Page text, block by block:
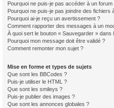
Pourquoi ne puis-je pas accéder à un forum
Pourquoi ne puis-je pas joindre des fichiers
Pourquoi ai-je reçu un avertissement ?
Comment rapporter des messages à un
À quoi sert le bouton « Sauvegarder »
Pourquoi mon message doit être validé ?
Comment remonter mon sujet ?
Mise en forme et types de sujets
Que sont les BBCodes ?
Puis-je utiliser le HTML ?
Que sont les smileys ?
Puis-je publier des images ?
Que sont les annonces globales ?